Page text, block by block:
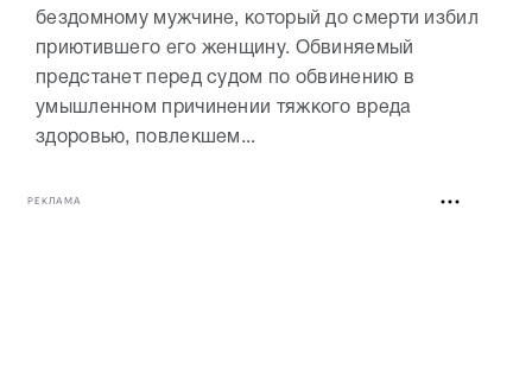
бездомному мужчине, который до смерти избил
приютившего его женщину. Обвиняемый
предстанет перед судом по обвинению в
умышленном причинении тяжкого вреда
здоровью, повлекшем...
РЕКЛАМА